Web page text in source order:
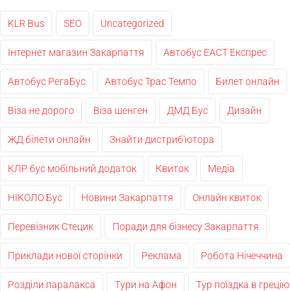
KLR Bus SEO Uncategorized
Інтернет магазин Закарпаття Автобус ЕАСТ Експрес
Автобус РегаБус Автобус Трас Темпо Билет онлайн
Віза не дорого Віза шенген ДМД Бус Дизайн
ЖД білети онлайн Знайти дистриб'ютора
КЛР бус мобільний додаток Квиток Медіа
НІКОЛО Бус Новини Закарпаття Онлайн квиток
Перевізник Стецик Поради для бізнесу Закарпаття
Приклади нової сторінки Реклама Робота Нічеччина
Розділи паралакса Тури на Афон Тур поїздка в грецію